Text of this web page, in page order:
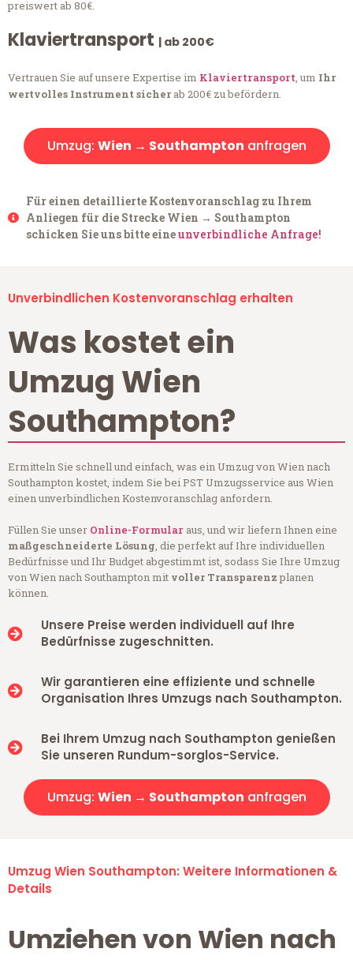
preiswert ab 80€.
Klaviertransport | ab 200€
Vertrauen Sie auf unsere Expertise im Klaviertransport, um Ihr
wertvolles Instrument sicherab 200€ zu befördern.
Umzug: Wien → Southampton anfragen
Für einen detaillierte Kostenvoranschlag zu Ihrem
Anliegen für die Strecke Wien → Southampton
schicken Sie uns bitte eineunverbindliche Anfrage!
Unverbindlichen Kostenvoranschlag erhalten
Was kostet ein
Umzug Wien
Southampton?
Ermitteln Sie schnell und einfach, was ein Umzug von Wien nach
Southampton kostet, indem Sie bei PST Umzugsservice aus Wien
einen unverbindlichen Kostenvoranschlag anfordern.
Füllen Sie unser Online-Formular aus, und wir liefern Ihnen eine
maßgeschneiderte Lösung, die perfekt auf Ihre individuellen
Bedürfnisse und Ihr Budget abgestimmt ist, sodass Sie Ihre Umzug
von Wien nach Southampton mit voller Transparenzplanen
können.
Unsere Preise werden individuell auf Ihre
Bedürfnisse zugeschnitten.
Wir garantieren eine effiziente und schnelle
Organisation Ihres Umzugs nach Southampton.
Bei Ihrem Umzug nach Southampton genießen
Sie unseren Rundum-sorglos-Service.
Umzug: Wien → Southampton anfragen
Umzug Wien Southampton: Weitere Informationen &
Details
Umziehen von Wien nach